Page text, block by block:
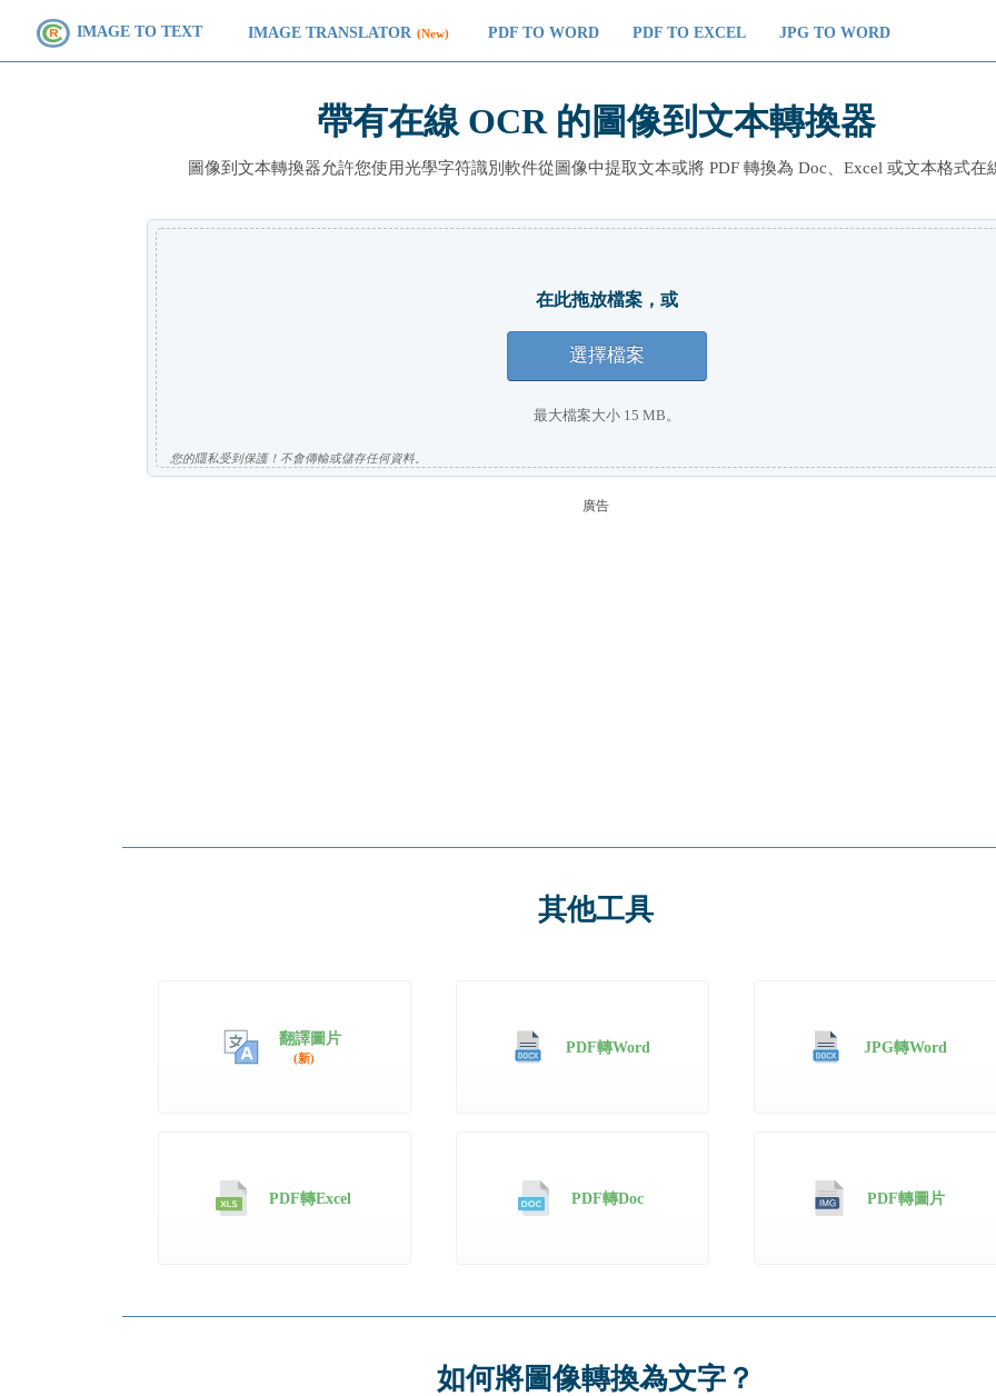
IMAGE TO TEXT IMAGE TRANSLATOR (New) PDF TO WORD PDF TO EXCEL JPG TO WORD
帶有在線 OCR 的圖像到文本轉換器
圖像到文本轉換器允許您使用光學字符識別軟件從圖像中提取文本或將 PDF 轉換為 Doc、Excel 或文本格式在
在此拖放檔案，或
選擇檔案
最大檔案大小 15 MB。
您的隱私受到保護！不會傳輸或儲存任何資料。
廣告
其他工具
翻譯圖片
(新)
PDF轉Word JPG轉Word
PDF轉Excel PDF轉Doc PDF轉圖片
如何將圖像轉換為文字？